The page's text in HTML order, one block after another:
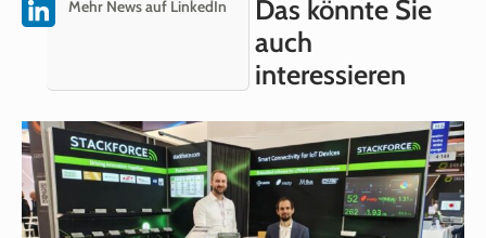
Das könnte Sie
auch
interessieren
Mehr News auf LinkedIn